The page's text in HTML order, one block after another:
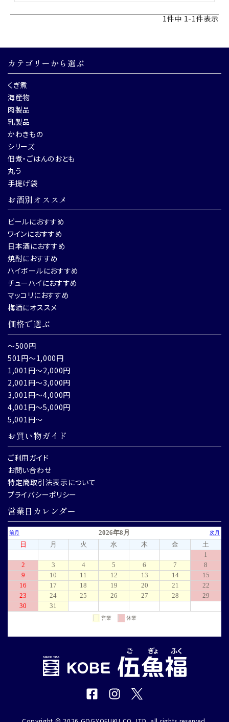
1件中 1-1件表示
カテゴリーから選ぶ
くぎ煮
海産物
肉製品
乳製品
かわきもの
シリーズ
佃煮・ごはんのおとも
丸う
手提げ袋
お酒別オススメ
ビールにおすすめ
ワインにおすすめ
日本酒におすすめ
焼酎におすすめ
ハイボールにおすすめ
チューハイにおすすめ
マッコリにおすすめ
梅酒にオススメ
価格で選ぶ
～500円
501円～1,000円
1,001円～2,000円
2,001円～3,000円
3,001円～4,000円
4,001円～5,000円
5,001円～
お買い物ガイド
ご利用ガイド
お問い合わせ
特定商取引法表示について
プライバシーポリシー
営業日カレンダー